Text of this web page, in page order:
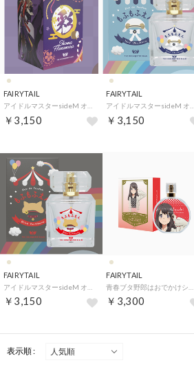
FAIRYTAIL
￥3,150
FAIRYTAIL
￥3,150
FAIRYTAIL
￥3,150
FAIRYTAIL
￥3,300
表示順 :